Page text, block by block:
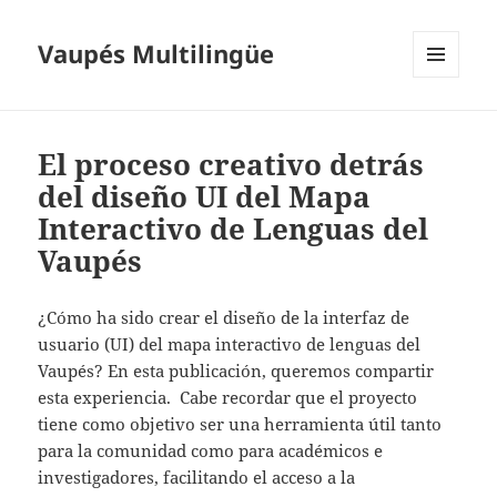
Vaupés Multilingüe
El proceso creativo detrás
del diseño UI del Mapa
Interactivo de Lenguas del
Vaupés
¿Cómo ha sido crear el diseño de la interfaz de
usuario (UI) del mapa interactivo de lenguas del
Vaupés? En esta publicación, queremos compartir
esta experiencia. Cabe recordar que el proyecto
tiene como objetivo ser una herramienta útil tanto
para la comunidad como para académicos e
investigadores, facilitando el acceso a la